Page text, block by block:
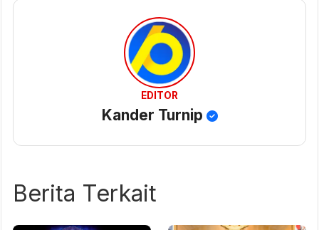
EDITOR
Kander Turnip
Berita Terkait